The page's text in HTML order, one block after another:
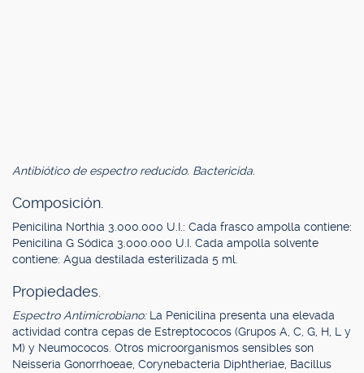
Antibiótico de espectro reducido. Bactericida.
Composición.
Penicilina Northia 3.000.000 U.I.: Cada frasco ampolla contiene:
Penicilina G Sódica 3.000.000 U.I. Cada ampolla solvente
contiene: Agua destilada esterilizada 5 ml.
Propiedades.
Espectro Antimicrobiano: La Penicilina presenta una elevada
actividad contra cepas de Estreptococos (Grupos A, C, G, H, L y
M) y Neumococos. Otros microorganismos sensibles son
Neisseria Gonorrhoeae, Corynebacteria Diphtheriae, Bacillus